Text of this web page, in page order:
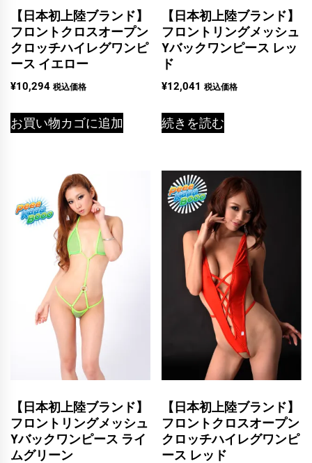
【日本初上陸ブランド】
フロントクロスオープン
クロッチハイレグワンピ
ース イエロー
¥10,294 税込価格
お買い物カゴに追加
【日本初上陸ブランド】
フロントリングメッシュ
Yバックワンピース レッ
ド
¥12,041 税込価格
続きを読む
【日本初上陸ブランド】
フロントリングメッシュ
Yバックワンピース ライ
ムグリーン
【日本初上陸ブランド】
フロントクロスオープン
クロッチハイレグワンピ
ース レッド